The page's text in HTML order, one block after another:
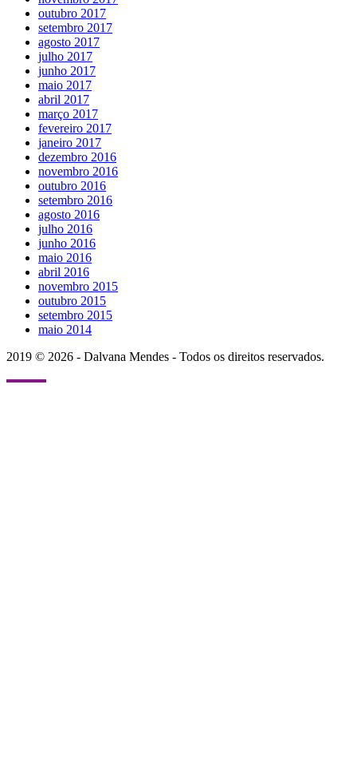
outubro 2017
setembro 2017
agosto 2017
julho 2017
junho 2017
maio 2017
abril 2017
março 2017
fevereiro 2017
janeiro 2017
dezembro 2016
novembro 2016
outubro 2016
setembro 2016
agosto 2016
julho 2016
junho 2016
maio 2016
abril 2016
novembro 2015
outubro 2015
setembro 2015
maio 2014
2019 © 2026 - Dalvana Mendes - Todos os direitos reservados.